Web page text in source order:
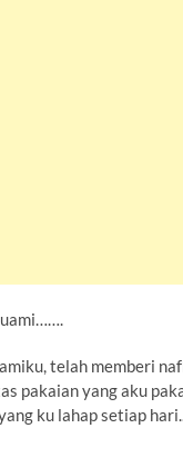
telah memberi
pakaian yang aku
ku lahap setiap